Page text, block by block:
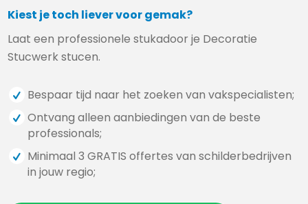
Kiest je toch liever voor gemak?
Laat een professionele stukadoor je Decoratie
Stucwerk stucen.
Bespaar tijd naar het zoeken van vakspecialisten;
Ontvang alleen aanbiedingen van de beste
professionals;
Minimaal 3 GRATIS offertes van schilderbedrijven
in jouw regio;